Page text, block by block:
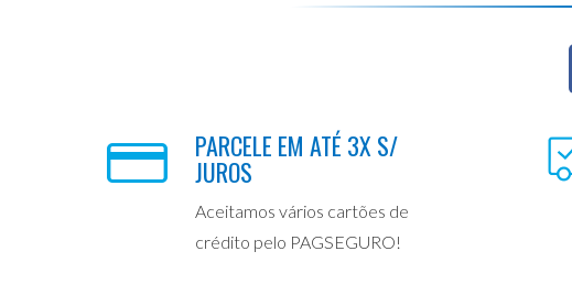
PARCELE EM ATÉ 3X S/
JUROS
Aceitamos vários cartões de
crédito pelo PAGSEGURO!